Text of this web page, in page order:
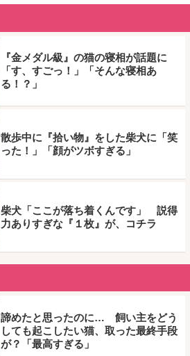
『金メダル級』の猫の寝相が話題に
「す、すごっ！」「そんな寝相あ
る！？」
散歩中に『拾い物』をした柴犬に「笑
った！」「顔がツボすぎる」
柴犬「ここが落ち着くんです」 説得
力ありすぎな『１枚』が、コチラ
諦めたと思ったのに… 飼い主をどう
しても起こしたい猫、取った最終手段
が？「最高すぎる」